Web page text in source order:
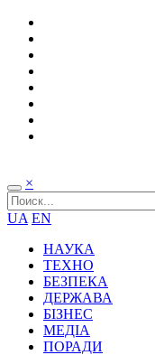
×
UA EN
НАУКА
ТЕХНО
БЕЗПЕКА
ДЕРЖАВА
БІЗНЕС
МЕДІА
ПОРАДИ